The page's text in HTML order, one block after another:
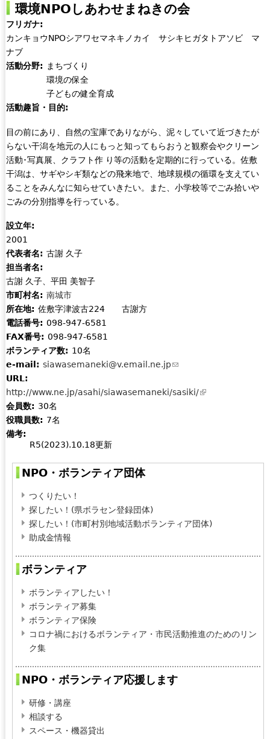
ジ
環境NPOしあわせまねきの会
フリガナ:
カンキョウNPOシアワセマネキノカイ サシキヒガタトアソビ マ
ナブ
活動分野:
まちづくり
環境の保全
子どもの健全育成
活動趣旨・目的:
目の前にあり、自然の宝庫でありながら、泥々していて近づきたが
らない干潟を地元の人にもっと知ってもらおうと観察会やクリーン
活動･写真展、クラフト作 り等の活動を定期的に行っている。佐敷
干潟は、サギやシギ類などの飛来地で、地球規模の循環を支えてい
ることをみんなに知らせていきたい。また、小学校等でごみ拾いや
ごみの分別指導を行っている。
設立年:
2001
代表者名: 古謝 久子
担当者名:
古謝 久子、平田 美智子
市町村名: 南城市
所在地: 佐敷字津波古224 古謝方
電話番号: 098-947-6581
FAX番号: 098-947-6581
ボランティア数: 10名
e-mail: siawasemaneki@v.email.ne.jp(
i
n
i
URL:
http://www.ne.jp/asahi/siawasemaneki/sasiki/(
i
e
n
会員数: 30名
役職員数: 7名
備考:
R5(2023).10.18更新
NPO・ボランティア団体
つくりたい！
探したい！(県ボラセン登録団体)
探したい！(市町村別地域活動ボランティア団体)
助成金情報
ボランティア
ボランティアしたい！
ボランティア募集
ボランティア保険
コロナ禍におけるボランティア・市民活動推進のためのリン
ク集
NPO・ボランティア応援します
研修・講座
相談する
スペース・機器貸出